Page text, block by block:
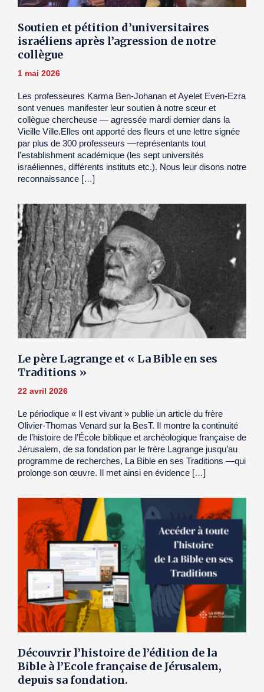
Soutien et pétition d’universitaires
israéliens après l’agression de notre
collègue
1 mai 2026
Les professeures Karma Ben-Johanan et Ayelet Even-Ezra
sont venues manifester leur soutien à notre sœur et
collègue chercheuse — agressée mardi dernier dans la
Vieille Ville.Elles ont apporté des fleurs et une lettre signée
par plus de 300 professeurs —représentants tout
l’establishment académique (les sept universités
israéliennes, différents instituts etc.). Nous leur disons notre
reconnaissance […]
Le père Lagrange et « La Bible en ses
Traditions »
22 avril 2026
Le périodique « Il est vivant » publie un article du frère
Olivier-Thomas Venard sur la BesT. Il montre la continuité
de l’histoire de l’École biblique et archéologique française de
Jérusalem, de sa fondation par le frère Lagrange jusqu’au
programme de recherches, La Bible en ses Traditions —qui
prolonge son œuvre. Il met ainsi en évidence […]
Découvrir l’histoire de l’édition de la
Bible à l’Ecole française de Jérusalem,
depuis sa fondation.